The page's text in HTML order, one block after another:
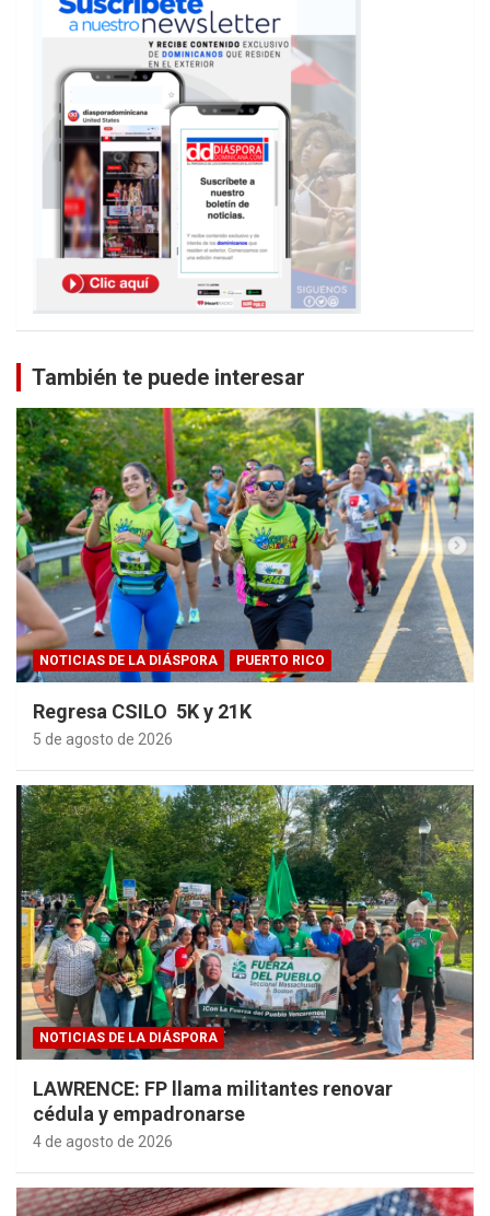
También te puede interesar
NOTICIAS DE LA DIÁSPORA PUERTO RICO
Regresa CSILO 5K y 21K
5 de agosto de 2026
NOTICIAS DE LA DIÁSPORA
LAWRENCE: FP llama militantes renovar
cédula y empadronarse
4 de agosto de 2026